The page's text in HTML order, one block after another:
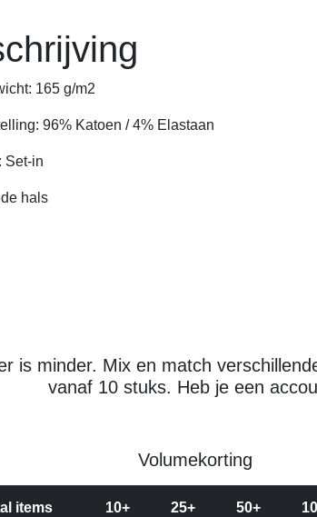
165 g/m2
96% Katoen / 4% Elastaan
Set-in
hals
is minder. Mix en match
vanaf 10 stuks. Heb je een
Volumekorting
items 10+ 25+ 50+